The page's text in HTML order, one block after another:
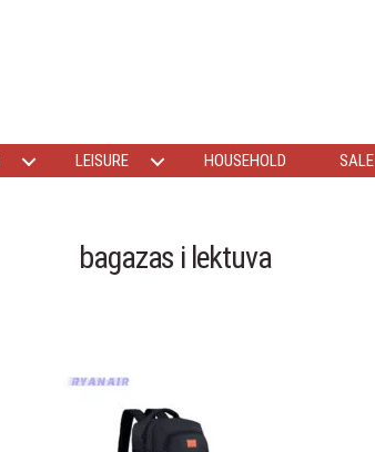
LEISURE HOUSEHOLD SALE
bagazas i lektuva